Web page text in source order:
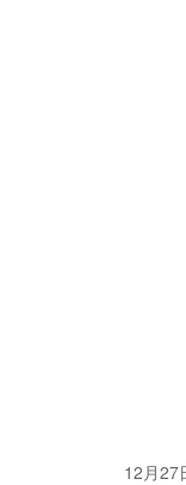
12月27